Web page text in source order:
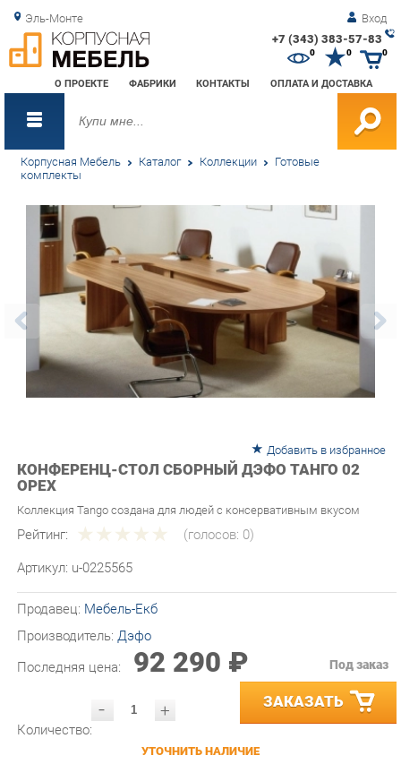
Эль-Монте Вход
+7 (343) 383-57-83
О ПРОЕКТЕ ФАБРИКИ КОНТАКТЫ ОПЛАТА И ДОСТАВКА
0 0
Корпусная Мебель Каталог Коллекции Готовые
комплекты
КОНФЕРЕНЦ-СТОЛ СБОРНЫЙ ДЭФО ТАНГО 02
ОРЕХ
Коллекция Tango создана для людей с консервативным вкусом
Рейтинг: (голосов:0)
u-0225565
Производитель:Дэфо
Последняя цена: 92 290 ₽
- ЗАКАЗАТЬ
УТОЧНИТЬ НАЛИЧИЕ
ПРИГЛАСИТЬ ЗАМЕРЩИКА